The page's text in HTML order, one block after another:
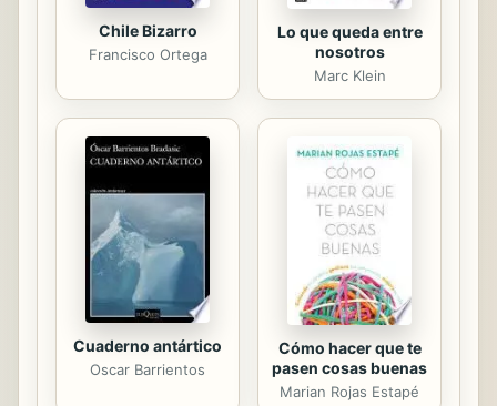
Chile Bizarro
Francisco Ortega
Lo que queda entre
nosotros
Marc Klein
Cuaderno antártico
Oscar Barrientos
Cómo hacer que te
pasen cosas buenas
Marian Rojas Estapé